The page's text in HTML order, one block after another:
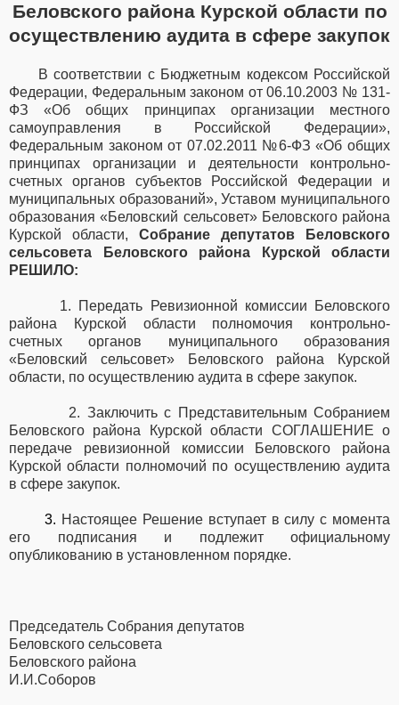
Беловского района Курской области по
осуществлению аудита в сфере закупок
В соответствии с Бюджетным кодексом Российской
Федерации, Федеральным законом от 06.10.2003 № 131-
ФЗ «Об общих принципах организации местного
самоуправления в Российской Федерации»,
Федеральным законом от 07.02.2011 №6-ФЗ «Об общих
принципах организации и деятельности контрольно-
счетных органов субъектов Российской Федерации и
муниципальных образований», Уставом муниципального
образования «Беловский сельсовет» Беловского района
Курской области, Собрание депутатов Беловского
сельсовета Беловского района Курской области
РЕШИЛО:
1. Передать Ревизионной комиссии Беловского
района Курской области полномочия контрольно-
счетных органов муниципального образования
«Беловский сельсовет» Беловского района Курской
области, по осуществлению аудита в сфере закупок.
2. Заключить с Представительным Собранием
Беловского района Курской области СОГЛАШЕНИЕ о
передаче ревизионной комиссии Беловского района
Курской области полномочий по осуществлению аудита
в сфере закупок.
3. Настоящее Решение вступает в силу с момента
его подписания и подлежит официальному
опубликованию в установленном порядке.
Председатель Собрания депутатов
Беловского сельсовета
Беловского района
И.И.Соборов